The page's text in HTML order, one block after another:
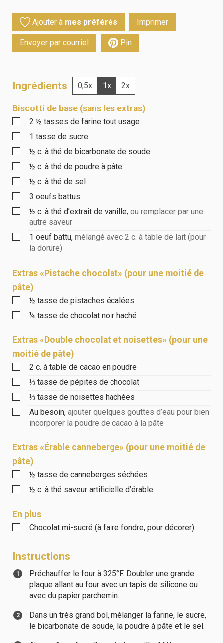
Ajouter à mes préférés Imprimer
Envoyer par courriel Pin
Ingrédients 0,5x 1x 2x
Biscotti de base (sans les extras)
2 ½ tasses de farine tout usage
1 tasse de sucre
½ c. à thé de bicarbonate de soude
½ c. à thé de poudre à pâte
½ c. à thé de sel
3 oeufs battus
½ c. à thé d’extrait de vanille, ou remplacer par une
autre saveur
1 oeuf battu, mélangé avec 2 c. à table de lait (pour
la dorure)
Extras «Pistache chocolat» (pour une moitié de
pâte)
½ tasse de pistaches écalées
¼ tasse de chocolat noir haché
Extras «Double chocolat et noisettes» (pour une
moitié de pâte)
2 c. à table de cacao en poudre
⅓ tasse de pépites de chocolat
⅓ tasse de noisettes hachées
Au besoin, ajouter quelques gouttes d’eau pour bien
incorporer la poudre de cacao à la pâte
Extras «Érable canneberge» (pour une moitié de
pâte)
½ tasse de canneberges séchées
½ c. à thé saveur artificielle d’érable
En plus
Chocolat mi-sucré (à faire fondre, pour décorer)
Instructions
Préchauffer le four à 325°F. Doubler une grande
plaque allant au four avec un tapis de silicone ou
avec du papier parchemin.
Dans un très grand bol, mélanger la farine, le sucre,
le bicarbonate de soude, la poudre à pâte et le sel.